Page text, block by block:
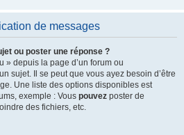
de messages
ou poster une réponse ?
» depuis la page d’un forum ou
sujet. Il se peut que vous ayez besoin d’être
Une liste des options disponibles est
exemple : Vous pouvez poster de
des fichiers, etc.